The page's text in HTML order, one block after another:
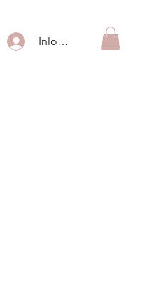
Inloggen